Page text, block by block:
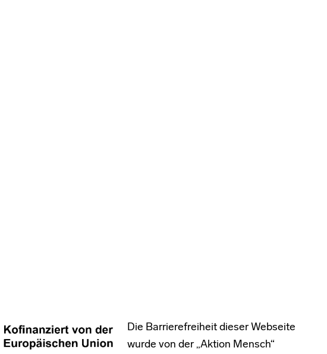
Die Barrierefreiheit dieser Webseite
wurde von der „Aktion Mensch“